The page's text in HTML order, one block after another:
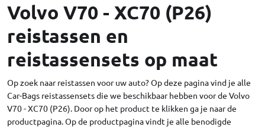
Volvo V70 - XC70 (P26)
reistassen en
reistassensets op maat
Op zoek naar reistassen voor uw auto? Op deze pagina vind je alle
Car-Bags reistassensets die we beschikbaar hebben voor de Volvo
V70 - XC70 (P26). Door op het product te klikken ga je naar de
productpagina. Op de productpagina vindt je alle benodigde